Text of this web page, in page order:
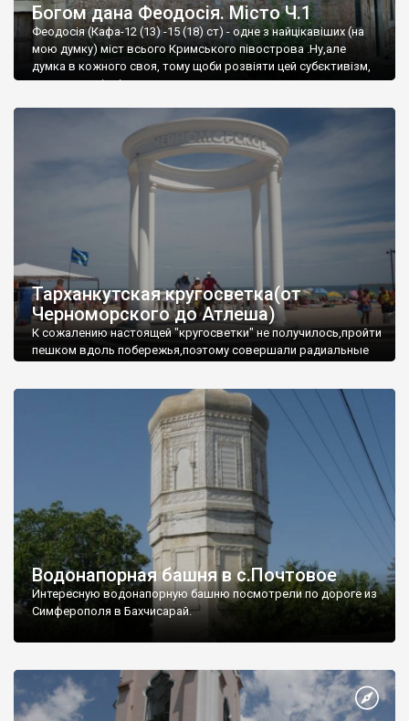
Богом дана Феодосія. Місто Ч.1
Феодосія (Кафа-12 (13) -15 (18) ст) - одне з найцікавіших (на
мою думку) міст всього Кримського півострова .Ну,але
думка в кожного своя, тому щоби розвіяти цей субєктивізм,
запрошую відвідати це
Тарханкутская кругосветка(от
Черноморского до Атлеша)
К сожалению настоящей "кругосветки" не получилось,пройти
пешком вдоль побережья,поэтому совершали радиальные
Водонапорная башня в с.Почтовое
Интересную водонапорную башню посмотрели по дороге из
Симферополя в Бахчисарай.